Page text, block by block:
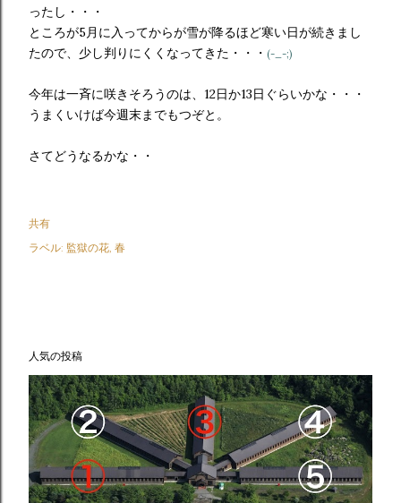
ったし・・・
ところが5月に入ってからが雪が降るほど寒い日が続きまし
たので、少し判りにくくなってきた・・・ (-_-;)
今年は一斉に咲きそろうのは、12日か13日ぐらいかな・・・
うまくいけば今週末までもつぞと。
さてどうなるかな・・
共有
ラベル: 監獄の花 春
人気の投稿